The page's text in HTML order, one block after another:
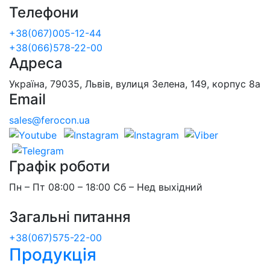
Телефони
+38(067)005-12-44
+38(066)578-22-00
Адреса
Україна, 79035, Львів, вулиця Зелена, 149, корпус 8а
Email
sales@ferocon.ua
Графік роботи
Пн – Пт 08:00 – 18:00 Сб – Нед выхідний
Загальні питання
+38(067)575-22-00
Продукція